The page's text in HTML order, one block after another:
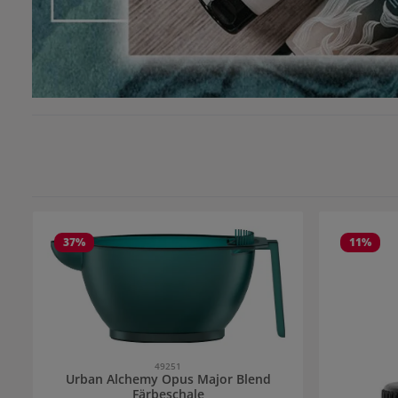
37%
49251
Urban Alchemy Opus Major Blend
Färbeschale
11%